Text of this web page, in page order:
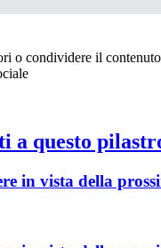
o condividere il contenuto
questo
in vista della